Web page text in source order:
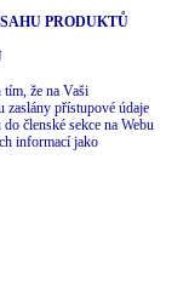
PRODUKTŮ
že na Vaši
zaslány přístupové údaje
členské sekce na Webu
informací jako